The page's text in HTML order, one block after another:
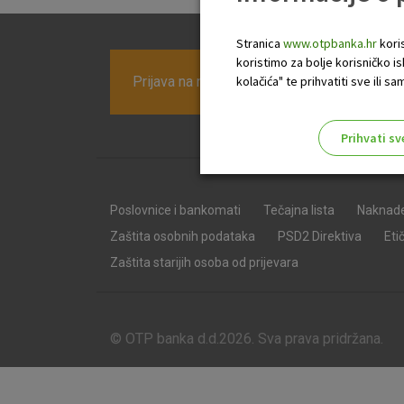
Prijava na newsletter OTP banke
Poslovnice i bankomati Tečajna lista
Zaštita osobnih podataka
PSD2 Direktiva
Zaštita starijih osoba od prijevara
© OTP banka d.d.2026. Sva prava pridržana.
Stranica www.otpbanka.hr
koristimo za bolje korisničko
kolačića" te prihvatiti sve ili
Prihvati